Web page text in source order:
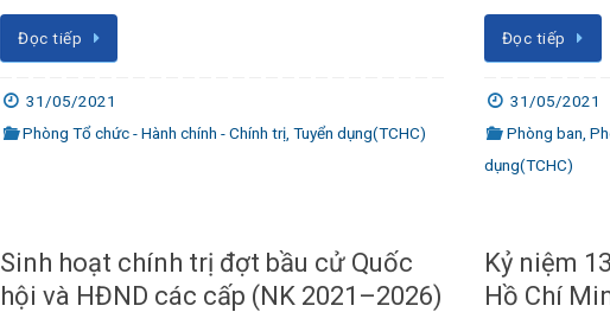
Đọc tiếp
31/05/2021
Phòng Tổ chức - Hành chính - Chính trị ,Tuyển dụng(TCHC)
Đọc tiếp
31/05/2021
Phòng ban
dụng(TCHC)
Sinh hoạt chính trị đợt bầu cử Quốc
hội và HĐND các cấp (NK 2021–2026)
Kỷ niệm
Hồ Chí